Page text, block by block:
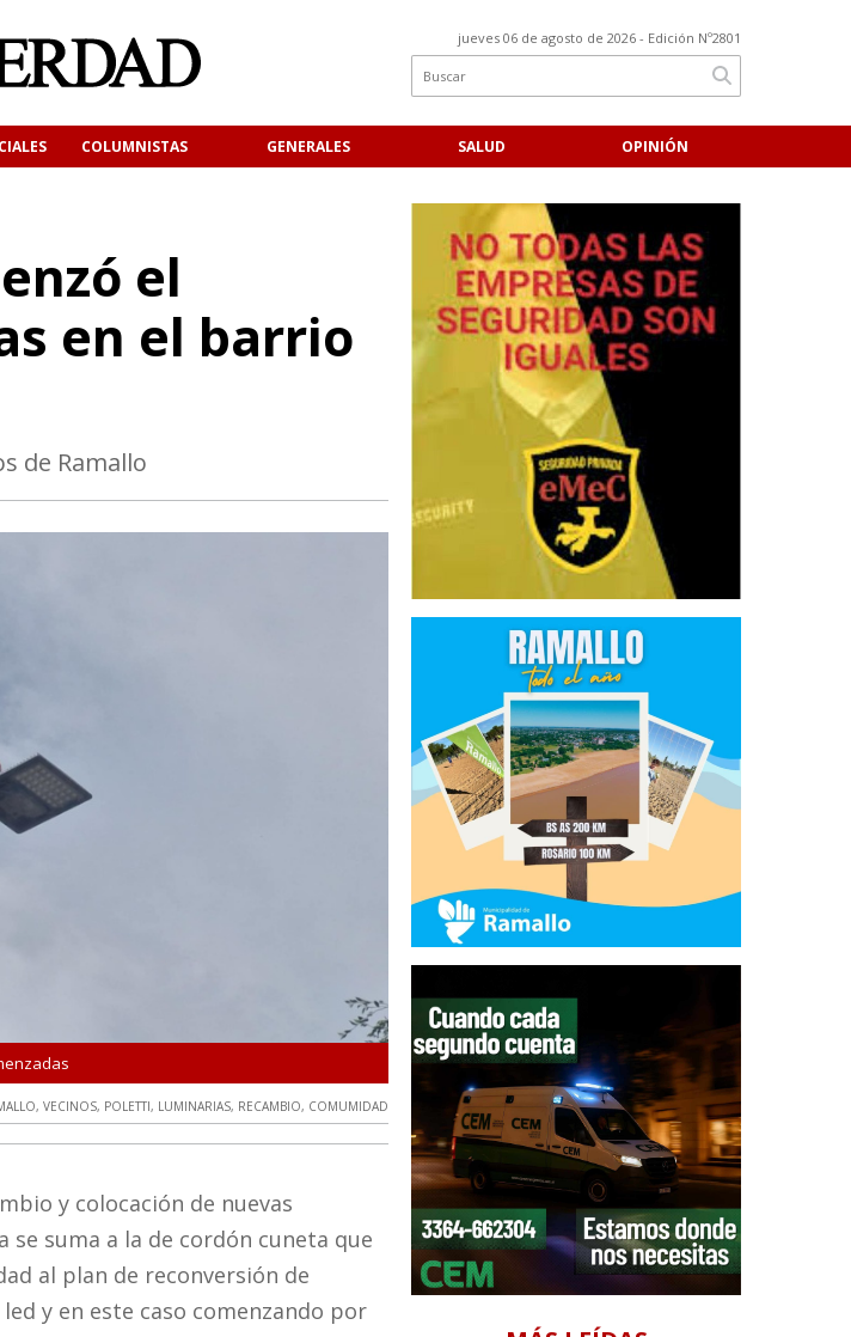
jueves 06 de agosto de 2026 - Edición Nº2801
COLUMNISTAS GENERALES SALUD OPINIÓN
el
en el barrio
de Ramallo
Recambio de luminarias en Ramallo, dando continuidad a
,VECINOS, POLETTI, LUMINARIAS, RECAMBIO, COMUMIDAD
y colocación de nuevas
suma a la de cordón cuneta que
al plan de reconversión de
y en este caso comenzando por